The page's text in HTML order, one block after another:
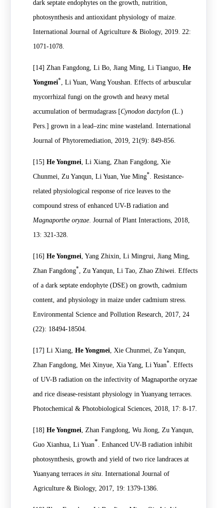
dark septate endophytes on the growth, nutrition,
photosynthesis and antioxidant physiology of maize.
International Journal of Agriculture & Biology, 2019. 22:
1071-1078.
[14] Zhan Fangdong, Li Bo, Jiang Ming, Li Tianguo, He
Yongmei*
, Li Yuan, Wang Youshan. Effects of arbuscular
mycorrhizal fungi on the growth and heavy metal
accumulation of bermudagrass [Cynodon dactylon(L.)
Pers.] grown in a lead–zinc mine wasteland. International
Journal of Phytoremediation, 2019, 21(9): 849-856.
[15] He Yongmei , Li Xiang, Zhan Fangdong, Xie
Chunmei, Zu Yanqun, Li Yuan, Yue Ming*
. Resistance-
related physiological response of rice leaves to the
compound stress of enhanced UV-B radiation and
Magnaporthe oryzae. Journal of Plant Interactions, 2018,
13: 321-328.
[16] He Yongmei , Yang Zhixin, Li Mingrui, Jiang Ming,
Zhan Fangdong*
, Zu Yanqun, Li Tao, Zhao Zhiwei. Effects
of a dark septate endophyte (DSE) on growth, cadmium
content, and physiology in maize under cadmium stress.
Environmental Science and Pollution Research, 2017, 24
(22): 18494-18504.
[17] Li Xiang, He Yongmei , Xie Chunmei, Zu Yanqun,
Zhan Fangdong, Mei Xinyue, Xia Yang, Li Yuan*
. Effects
of UV-B radiation on the infectivity of Magnaporthe oryzae
and rice disease-resistant physiology in Yuanyang terraces.
Photochemical & Photobiological Sciences, 2018, 17: 8-17.
[18] He Yongmei , Zhan Fangdong, Wu Jiong, Zu Yanqun,
Guo Xianhua, Li Yuan* . Enhanced UV-B radiation inhibit
photosynthesis, growth and yield of two rice landraces at
Yuanyang terracesin situ. International Journal of
Agriculture & Biology, 2017, 19: 1379-1386.